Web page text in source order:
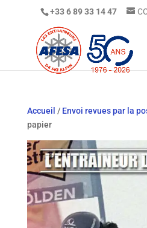
+33 6 89 33 14 47
Accueil / Envoi revues par la
papier